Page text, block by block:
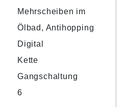
Mehrscheiben im
Ölbad, Antihopping
Digital
Kette
Gangschaltung
6